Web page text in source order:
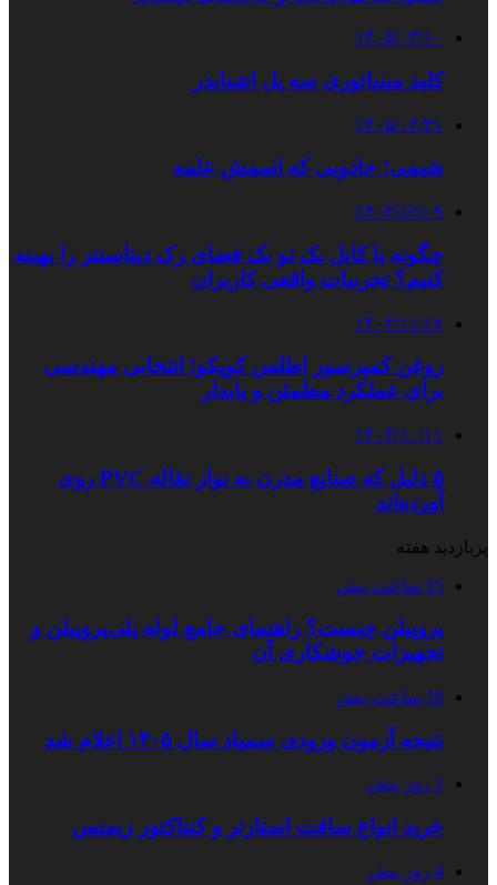
۱۴۰۵/۰۳/۱۰
کلید مینیاتوری سه پل اشنایدر
۱۴۰۵/۰۲/۳۱
شیمی؛ جادویی که اسمش علمه
۱۴۰۳/۱۲/۰۹
چگونه با کابل بک تو بک فضای رک دیتاسنتر را بهینه
کنیم؟ تجربیات واقعی کاربران
۱۴۰۳/۱۱/۱۷
روغن کمپرسور اطلس کوپکو؛ انتخابی مهندسی
برای عملکرد مطمئن و پایدار
۱۴۰۳/۱۰/۱۱
۵ دلیل که صنایع مدرن به نوار نقاله PVC روی
آورده‌اند
پربازدید هفته
15 ساعت پیش
پروپیلن چیست؟ راهنمای جامع لوله پلی‌پروپیلن و
تجهیزات جوشکاری آن
18 ساعت پیش
نتیجه آزمون ورودی سمپاد سال ۱۴۰۵ اعلام شد
1 روز پیش
خرید انواع سافت استارتر و کنتاکتور زیمنس
4 روز پیش